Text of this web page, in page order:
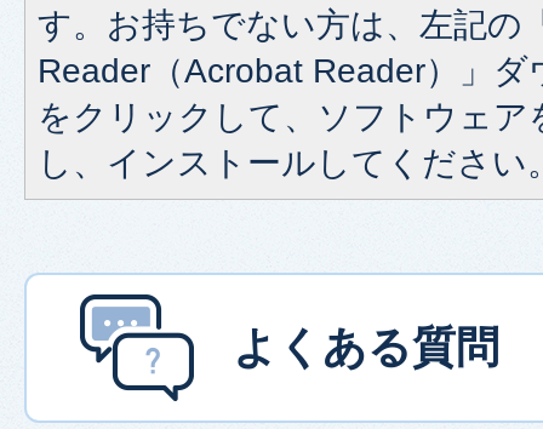
す。お持ちでない方は、左記の
Reader（Acrobat Reader）」
をクリックして、ソフトウェア
し、インストールしてください
よくある質問